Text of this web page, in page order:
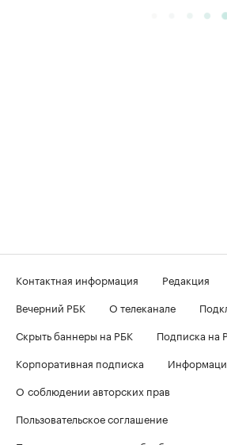
Контактная информация Редакция
Вечерний РБК
О телеканале
Скрыть баннеры на РБК
Подписка на
Корпоративная подписка
О соблюдении авторских прав
Пользовательское соглашение